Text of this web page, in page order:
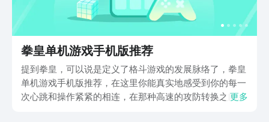
拳皇单机游戏手机版推荐
提到拳皇，可以说是定义了格斗游戏的发展脉络了，拳皇
单机游戏手机版推荐，在这里你能真实地感受到你的每一
次心跳和操作紧紧的相连，在那种高速的攻防转换之间，
更多